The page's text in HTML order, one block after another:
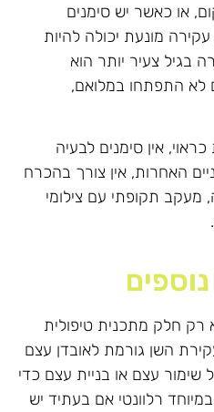
או כאשר יש סימנים
מונעת יכולה להיות
בגיל צעיר יותר הוא
לא התפתחו במלואם,
אין סימנים לבעיה
האחרות, אין צורך בהכרח
תקופתי עם צילומי
רק חלק מתכנית טיפולית
השן גורמת לאובדן עצם
שימור עצם או בניית עצם כדי
רלוונטי אם בעתיד יש